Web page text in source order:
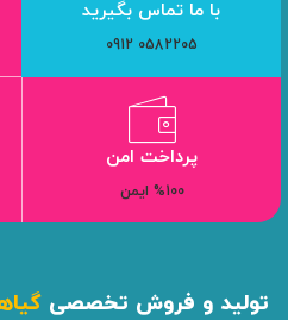
با ما تماس بگیرید
0582205 0912
پرداخت امن
%100 ایمن
تولید و فروش تخصصی